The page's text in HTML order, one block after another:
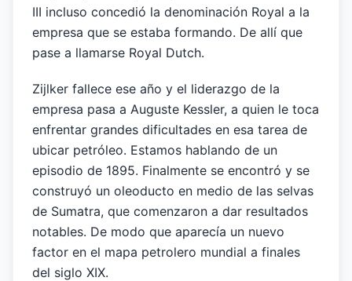
III incluso concedió la denominación Royal a la
empresa que se estaba formando. De allí que
pase a llamarse Royal Dutch.
Zijlker fallece ese año y el liderazgo de la
empresa pasa a Auguste Kessler, a quien le toca
enfrentar grandes dificultades en esa tarea de
ubicar petróleo. Estamos hablando de un
episodio de 1895. Finalmente se encontró y se
construyó un oleoducto en medio de las selvas
de Sumatra, que comenzaron a dar resultados
notables. De modo que aparecía un nuevo
factor en el mapa petrolero mundial a finales
del siglo XIX.